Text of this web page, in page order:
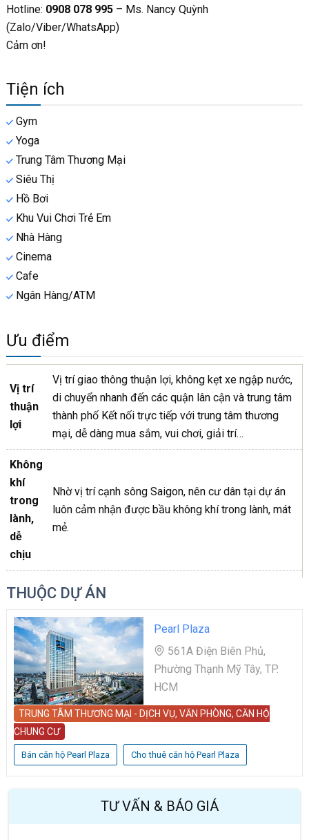
Hotline: 0908 078 995– Ms. Nancy Quỳnh
(Zalo/Viber/WhatsApp)
Cảm ơn!
Tiện ích
Gym
Yoga
Trung Tâm Thương Mại
Siêu Thị
Hồ Bơi
Khu Vui Chơi Trẻ Em
Nhà Hàng
Cinema
Cafe
Ngân Hàng/ATM
Ưu điểm
Vị trí
thuận
lợi
Vị trí giao thông thuận lợi, không kẹt xe ngập nước,
di chuyển nhanh đến các quận lân cận và trung tâm
thành phố Kết nối trực tiếp với trung tâm thương
mại, dễ dàng mua sắm, vui chơi, giải trí…
Không
khí
trong
lành,
dễ
chịu
Nhờ vị trí cạnh sông Saigon, nên cư dân tại dự án
luôn cảm nhận được bầu không khí trong lành, mát
mẻ.
THUỘC DỰ ÁN
Pearl Plaza
561A Điện Biên Phủ,
Phường Thạnh Mỹ Tây, TP.
HCM
TRUNG TÂM THƯƠNG MẠI - DỊCH VỤ, VĂN PHÒNG, CĂN HỘ
CHUNG CƯ
Bán căn hộ Pearl Plaza Cho thuê căn hộ Pearl Plaza
TƯ VẤN & BÁO GIÁ